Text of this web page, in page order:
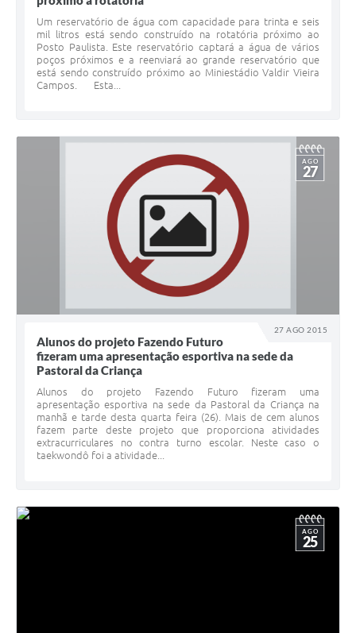
Um reservatório de água com capacidade para trinta e seis
mil litros está sendo construído na rotatória próximo ao
Posto Paulista. Este reservatório captará a água de vários
poços próximos e a reenviará ao grande reservatório que
está sendo construído próximo ao Miniestádio Valdir Vieira
Campos. Esta...
27 AGO 2015
AGO
27
Alunos do projeto Fazendo Futuro
fizeram uma apresentação esportiva na sede da
Pastoral da Criança
Alunos do projeto Fazendo Futuro fizeram uma
apresentação esportiva na sede da Pastoral da Criança na
manhã e tarde desta quarta feira (26). Mais de cem alunos
fazem parte deste projeto que proporciona atividades
extracurriculares no contra turno escolar. Neste caso o
taekwondô foi a atividade...
AGO
25